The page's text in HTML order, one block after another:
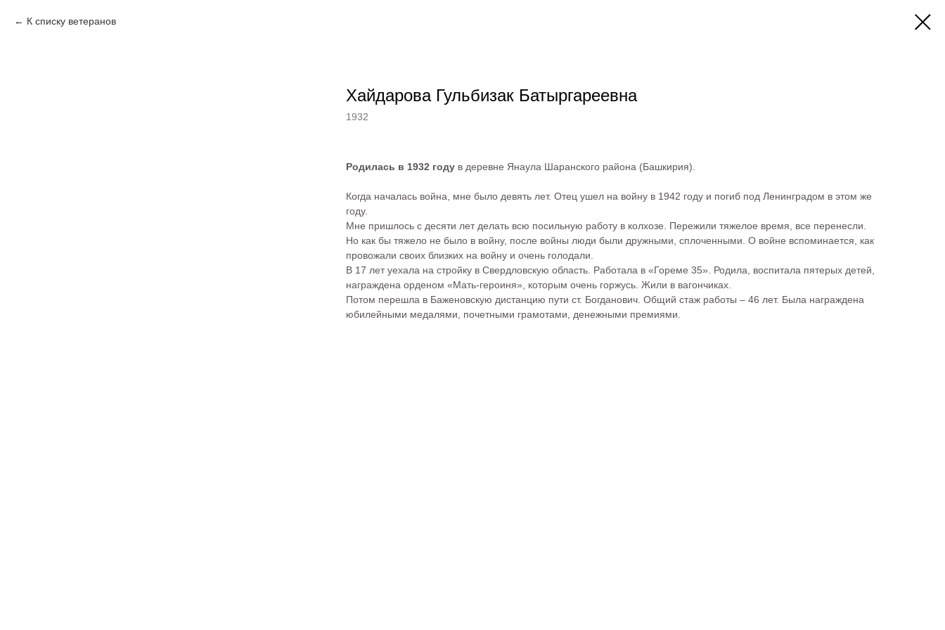
К списку ветеранов
Хайдарова Гульбизак Батыргареевна
1932
Родилась в 1932 году в деревне Янаула Шаранского района (Башкирия).
Когда началась война, мне было девять лет. Отец ушел на войну в 1942 году и погиб под Ленинградом в этом же
году.
Мне пришлось с десяти лет делать всю посильную работу в колхозе. Пережили тяжелое время, все перенесли.
Но как бы тяжело не было в войну, после войны люди были дружными, сплоченными. О войне вспоминается, как
провожали своих близких на войну и очень голодали.
В 17 лет уехала на стройку в Свердловскую область. Работала в «Гореме 35». Родила, воспитала пятерых детей,
награждена орденом «Мать-героиня», которым очень горжусь. Жили в вагончиках.
Потом перешла в Баженовскую дистанцию пути ст. Богданович. Общий стаж работы – 46 лет. Была награждена
юбилейными медалями, почетными грамотами, денежными премиями.